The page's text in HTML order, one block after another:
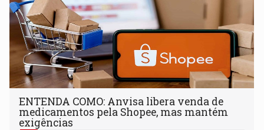
ENTENDA COMO: Anvisa libera venda de
medicamentos pela Shopee, mas mantém
exigências